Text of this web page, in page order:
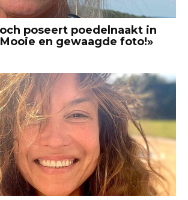
poseert poedelnaakt in
en gewaagde foto!»